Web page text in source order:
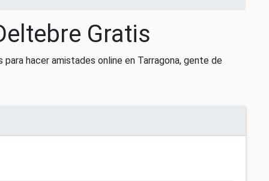
Gratis
hacer amistades online en Tarragona, gente de